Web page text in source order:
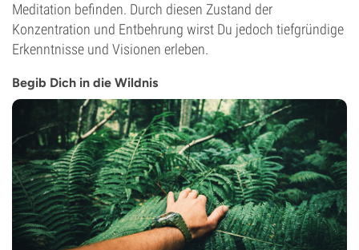
Meditation befinden. Durch diesen Zustand der
Konzentration und Entbehrung wirst Du jedoch tiefgründige
Erkenntnisse und Visionen erleben.
Begib Dich in die Wildnis